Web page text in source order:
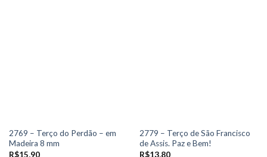
2769 – Terço do Perdão – em
Madeira 8 mm
R$15,90
2779 – Terço de São Francisco
de Assis. Paz e Bem!
R$13,80